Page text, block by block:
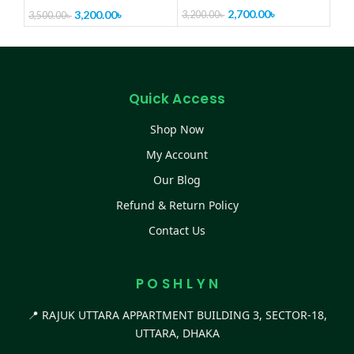
3,500.00৳ 3,200.00৳ 3,200.00৳ 2,700.00৳
Quick Access
Shop Now
My Account
Our Blog
Refund & Return Policy
Contact Us
P O S H L Y N
📍 RAJUK UTTARA APPARTMENT BUILDING 3, SECTOR-18,
UTTARA, DHAKA